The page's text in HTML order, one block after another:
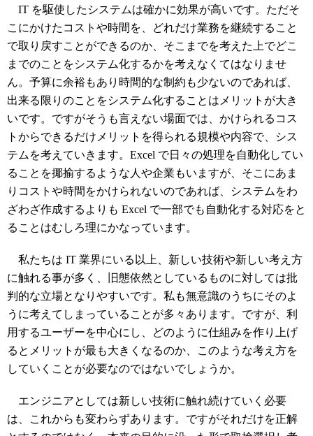
IT を駆使したシステムは確かに効果が高いです。ただそ
こにかけたコストや時間を、どれだけ業務を継続すること
で取り戻すことができるのか、そこまでを考えた上でどこ
までのことをシステム化するかを考えなくてはなりませ
ん。予算に余裕もあり時間的な制約も少ないのであれば、
出来る限りのことをシステム化することはメリットが大き
いです。ですがそうも言えない場面では、かけられるコス
トからできるだけメリットを得られる規模や内容で、シス
テムを考えていきます。Excel で日々の処理を自動化してい
ることを揶揄するような人や企業もいますが、そこにあま
りコストや時間をかけられないのであれば、システムをわ
ざわざ作成するよりも Excel で一部でも自動化する対応をと
ることはむしろ理にかなっています。
私たちは IT 業界にいる以上、新しい技術や新しい考え方
に触れる事が多く、旧態依然としているものに対しては批
判的な立場となりやすいです。私も無意識のうちにそのよ
うに考えてしまっていることが多々あります。ですが、利
用するユーザーを中心にし、どのように仕組みを作り上げ
るとメリットが最も大きくなるのか、このような考え方を
していくことが必要なのではないでしょうか。
エンジニアとしては新しい技術に触れ続けていく必要
は、これからも変わらずあります。ですがそれだけを正解